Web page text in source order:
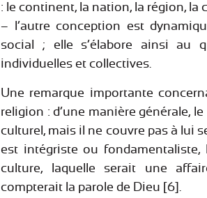
: le continent, la nation, la région, la
– l’autre conception est
social ; elle s’élabore ainsi au
individuelles et collectives.
Une remarque importante
religion : d’une manière générale,
culturel, mais il ne couvre pas à lui
est intégriste ou
culture, laquelle serait une
compterait la parole de Dieu [6].